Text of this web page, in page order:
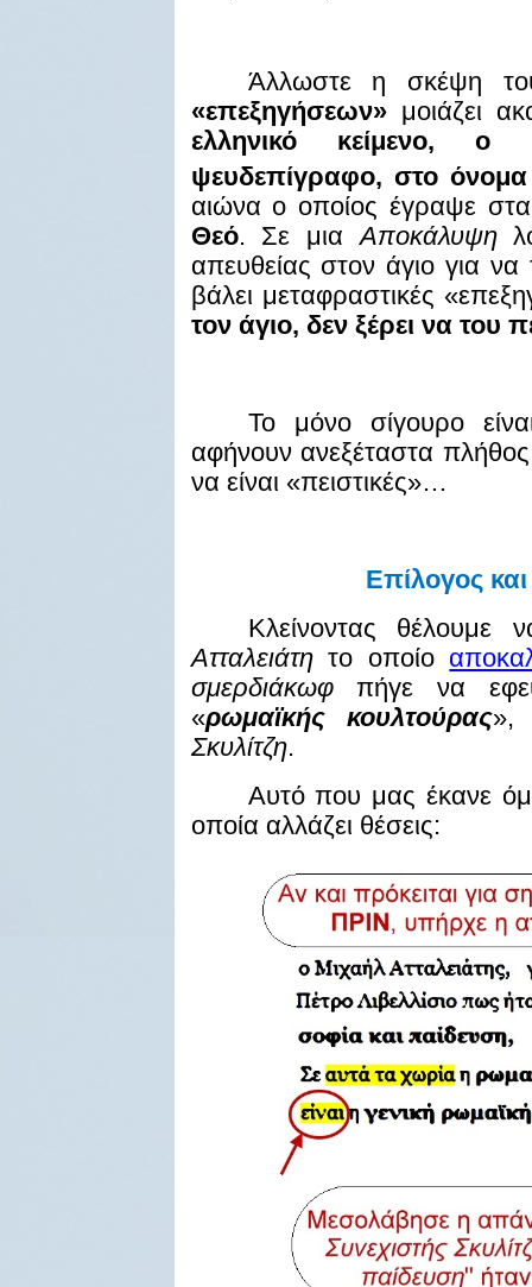
Άλλωστε η σκέψη
«επεξηγήσεων» μοιάζει
ελληνικό κείμενο, ο
ψευδεπίγραφο, στο
αιώνα ο οποίος έγραψε
Θεό. Σε μιαΑποκάλυψη
απευθείας στον άγιο για να
βάλει μεταφραστικές
τον άγιο, δεν ξέρει να του
Το μόνο σίγουρο
αφήνουν ανεξέταστα
να είναι «πειστικές»…
Επίλογος
Κλείνοντας
Ατταλειάτητο οποίο
σμερδιάκωφπήγε να
«ρωμαϊκής κουλτούρας»,
Σκυλίτζη.
Αυτό που μας έκανε
οποία αλλάζει θέσεις: